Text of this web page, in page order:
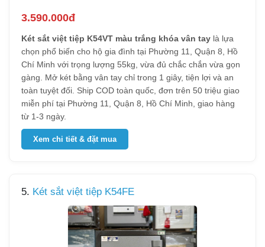
3.590.000đ
Két sắt việt tiệp K54VT màu trắng khóa vân tay là lựa
chọn phổ biến cho hộ gia đình tại Phường 11, Quận 8, Hồ
Chí Minh với trọng lượng 55kg, vừa đủ chắc chắn vừa gọn
gàng. Mở két bằng vân tay chỉ trong 1 giây, tiện lợi và an
toàn tuyệt đối. Ship COD toàn quốc, đơn trên 50 triệu giao
miễn phí tại Phường 11, Quận 8, Hồ Chí Minh, giao hàng
từ 1-3 ngày.
Xem chi tiết & đặt mua
5. Két sắt việt tiệp K54FE